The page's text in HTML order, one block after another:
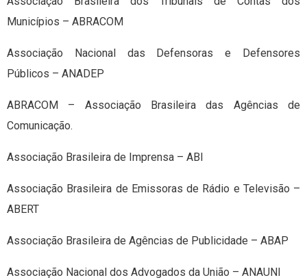
Municípios – ABRACOM
Associação Nacional das Defensoras e Defensores
Públicos – ANADEP
ABRACOM – Associação Brasileira das Agências de
Comunicação.
Associação Brasileira de Imprensa – ABI
Associação Brasileira de Emissoras de Rádio e Televisão –
ABERT
Associação Brasileira de Agências de Publicidade – ABAP
Associação Nacional dos Advogados da União – ANAUNI